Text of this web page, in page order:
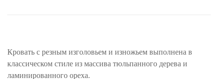
Кровать с резным изголовьем и изножьем выполнена в
классическом стиле из массива тюльпанного дерева и
ламинированного ореха.